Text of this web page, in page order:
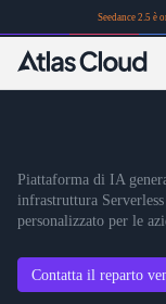
Seedance 2.5
Piattaforma di IA
infrastruttura
personalizzato per le
Contatta il reparto